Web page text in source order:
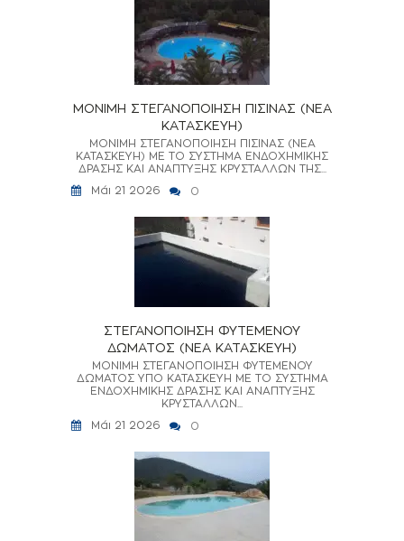
ΜΟΝΙΜΗ ΣΤΕΓΑΝΟΠΟΙΗΣΗ ΠΙΣΙΝΑΣ (ΝΕΑ
ΚΑΤΑΣΚΕΥΗ)
ΜΟΝΙΜΗ ΣΤΕΓΑΝΟΠΟΙΗΣΗ ΠΙΣΙΝΑΣ (ΝΕΑ
ΚΑΤΑΣΚΕΥΗ) ΜΕ ΤΟ ΣΥΣΤΗΜΑ ΕΝΔΟΧΗΜΙΚΗΣ
ΔΡΑΣΗΣ ΚΑΙ ΑΝΑΠΤΥΞΗΣ ΚΡΥΣΤΑΛΛΩΝ ΤΗΣ...
Μάι 21 2026
0
ΣΤΕΓΑΝΟΠΟΙΗΣΗ ΦΥΤΕΜΕΝΟΥ
ΔΩΜΑΤΟΣ (ΝΕΑ ΚΑΤΑΣΚΕΥΗ)
ΜΟΝΙΜΗ ΣΤΕΓΑΝΟΠΟΙΗΣΗ ΦΥΤΕΜΕΝΟΥ
ΔΩΜΑΤΟΣ ΥΠΟ ΚΑΤΑΣΚΕΥΗ ΜΕ ΤΟ ΣΥΣΤΗΜΑ
ΕΝΔΟΧΗΜΙΚΗΣ ΔΡΑΣΗΣ ΚΑΙ ΑΝΑΠΤΥΞΗΣ
ΚΡΥΣΤΑΛΛΩΝ...
Μάι 21 2026
0